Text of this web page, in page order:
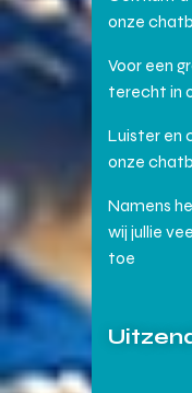
onze
Voor een
terecht in
Luister en
onze
Namens
wij jullie
toe